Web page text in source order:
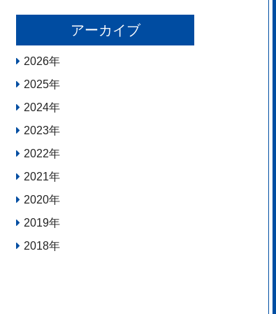
アーカイブ
2026年
2025年
2024年
2023年
2022年
2021年
2020年
2019年
2018年